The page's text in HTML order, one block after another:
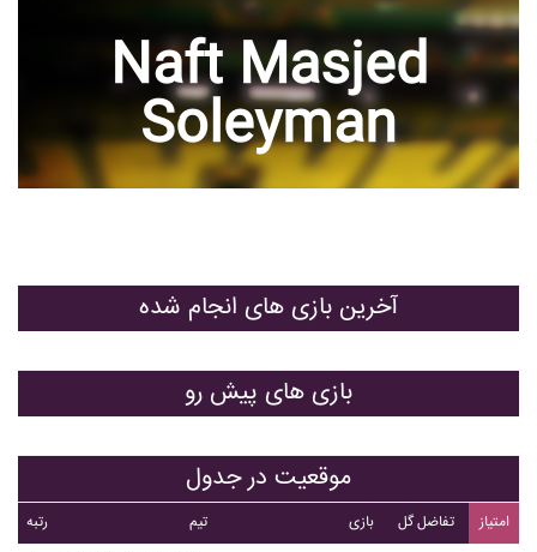
Naft Masjed
Soleyman
آخرین بازی های انجام شده
بازی های پیش رو
موقعیت در جدول
رتبه تیم بازی تفاضل گل
امتیاز